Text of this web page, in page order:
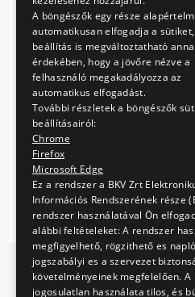
határidő
LETÖLTHETŐ
Ajánlati felhívás
Vállalkozási
Jegyzőkönyv
Kiegészítő
Kiegészített
A böngészők egy része
automatikusan elfogadja a sütiket,
beállítás is megváltoztatható
érdekében, hogy a jövőre nézve a
felhasználó megakadályozza az
automatikus elfogadást.
További részletek a böngészők süti
beállításairól:
Chrome
Firefox
Microsoft Edge
Ez a rendszer a BKV Zrt
Információs Rendszerének része
rendszer használatával Ön
alábbi feltételeket: A rendszer
megfigyelhető, rögzithető es
jogszabályi es a szervezet
követelményeinek megfelelően. A
jogosulatlan használata tilos, és